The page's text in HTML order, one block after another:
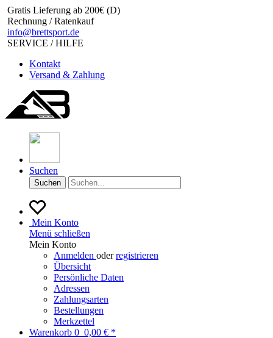
Gratis Lieferung ab 200€ (D)
Rechnung / Ratenkauf
info@brettsport.de
SERVICE / HILFE
Kontakt
Versand & Zahlung
Suchen
Suchen
Mein Konto
Menü schließen
Mein Konto
Anmelden oderregistrieren
Übersicht
Persönliche Daten
Adressen
Zahlungsarten
Bestellungen
Merkzettel
Warenkorb 0 0,00 € *